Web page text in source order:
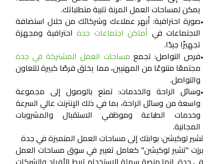
يمكن لمساحات العمل المرنة تلبية متطلباتك.
•صورة احترافية: أبهر عملاءك وشركائك من خلال استضافة
الاجتماعات في أماكن اجتماعات جدة احترافية ومجهزة
تجهيزًا جيدًا.
•فرص التواصل: تجمع مساحات العمل المشتركة في جدة
مجتمعًا متنوعًا من المهنيين، مما يخلق فرصًا كبيرة للتعاون
والتواصل.
•وسائل الراحة والخدمات: تمتع بالوصول إلى مجموعة
واسعة من وسائل الراحة، بما في ذلك الإنترنت عالي السرعة
وخدمات الطباعة وموظفي الاستقبال والمشروبات
المجانية.
تشير لوكيشن: بوابتك إلى مساحات العمل المتميزة في جدة
برزت "تشير لوكيشن" كعامل تغيير في سوق مساحات العمل